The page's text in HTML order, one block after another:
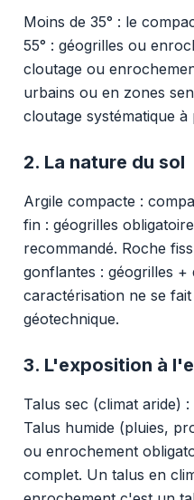
Moins de 35° : le
55° : géogrilles ou
cloutage ou
urbains ou en zones
cloutage systématique à
2. La nature du sol
Argile compacte :
fin : géogrilles
recommandé. Roche
gonflantes : géogrilles +
caractérisation ne se
géotechnique.
3. L'exposition à
Talus sec (climat aride)
Talus humide (pluies,
ou enrochement
complet. Un talus en